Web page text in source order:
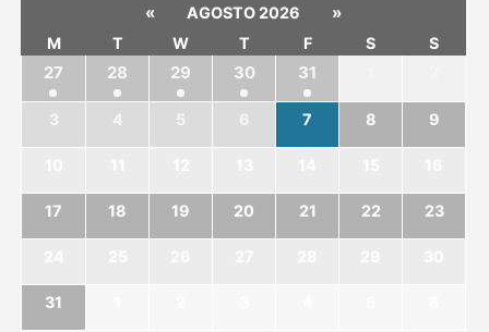
« AGOSTO 2026 »
M T W T F S S
27 28 29 30 31
3 4 5 6 7 8 9
17 18 19 20 21 22 23
31